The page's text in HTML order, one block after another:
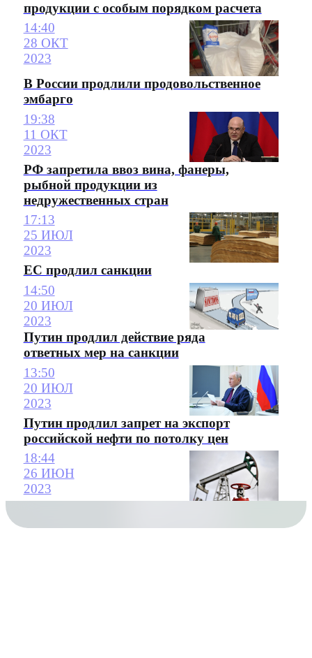
продукции с особым порядком расчета
14:40
28 ОКТ
2023
В России продлили продовольственное
эмбарго
19:38
11 ОКТ
2023
РФ запретила ввоз вина, фанеры,
рыбной продукции из
недружественных стран
17:13
25 ИЮЛ
2023
ЕС продлил санкции
14:50
20 ИЮЛ
2023
Путин продлил действие ряда
ответных мер на санкции
13:50
20 ИЮЛ
2023
Путин продлил запрет на экспорт
российской нефти по потолку цен
18:44
26 ИЮН
2023